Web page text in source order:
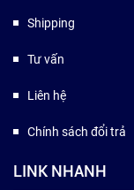
Shipping
Tư vấn
Liên hệ
Chính sách đổi trả
LINK NHANH